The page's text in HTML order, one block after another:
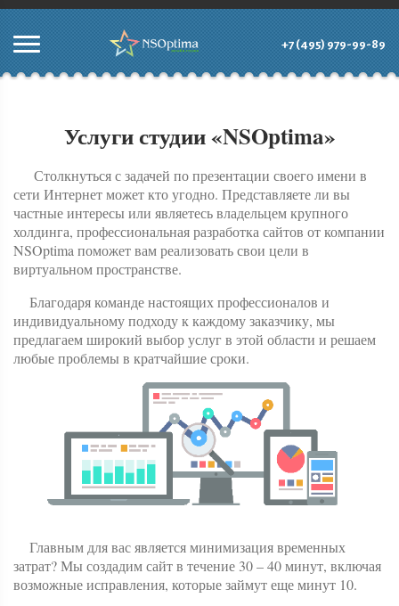
+7 (495) 979-99-89
Услуги студии «NSOptima»
Столкнуться с задачей по презентации своего имени в
сети Интернет может кто угодно. Представляете ли вы
частные интересы или являетесь владельцем крупного
холдинга, профессиональная разработка сайтов от компании
NSOptima поможет вам реализовать свои цели в
виртуальном пространстве.
Благодаря команде настоящих профессионалов и
индивидуальному подходу к каждому заказчику, мы
предлагаем широкий выбор услуг в этой области и решаем
любые проблемы в кратчайшие сроки.
Главным для вас является минимизация временных
затрат? Мы создадим сайт в течение 30 – 40 минут, включая
возможные исправления, которые займут еще минут 10.